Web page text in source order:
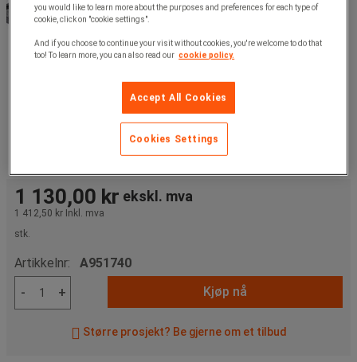
1 130,00 kr ekskl. mva
1 412,50 kr Inkl. mva
stk.
Artikkelnr: A951740
-
+ Kjøp nå
Større prosjekt? Be gjerne om et tilbud
you would like to learn more about the purposes and preferences for each type of
cookie, click on "cookie settings".
And if you choose to continue your visit without cookies, you're welcome to do that
too! To learn more, you can also read our cookie policy.
Accept All Cookies
Cookies Settings